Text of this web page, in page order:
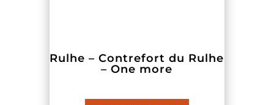
Rulhe – Contrefort du Rulhe
– One more